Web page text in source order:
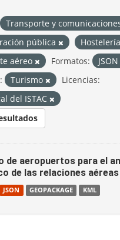
Transporte y
pública
aéreo
Formatos: JSON
Turismo
Licencias:
del ISTAC
de aeropuertos para el
de las relaciones aéreas
JSON GEOPACKAGE KML